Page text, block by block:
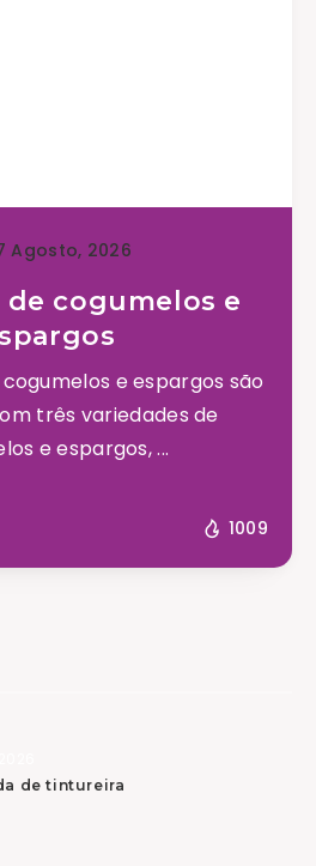
Agosto, 2026
cogumelos e
e espargos são
três variedades de
e espargos, ...
1009
de tintureira